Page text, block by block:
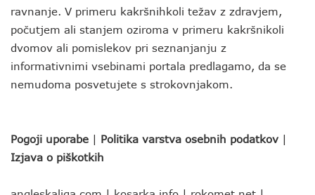
ravnanje. V primeru kakršnihkoli težav z zdravjem,
počutjem ali stanjem oziroma v primeru kakršnikoli
dvomov ali pomislekov pri seznanjanju z
informativnimi vsebinami portala predlagamo, da se
nemudoma posvetujete s strokovnjakom.
Pogoji uporabe | Politika varstva osebnih podatkov |
Izjava o piškotkih